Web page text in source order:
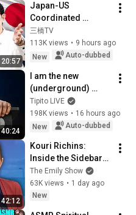
っこり笑い、六文字
だけ残して家を出た
――
20:57
Japan-US
Coordinated
Currency
Intervention
Executed! The
Defeat a Sovereign
Currenc...
三橋TV
113K views • 9 hours ago
New
Auto-dubbed
40:24
I am the new
(underground)
PRESIDENTIAL
SPOKESPERSON
Tipito LIVE
198K views • 16 hours ago
New
Auto-dubbed
42:12
Kouri Richins:
Inside the Sidebars
Explaining the
Defense's New Trial
Motion | Case Brief
The Emily Show
63K views • 1 day ago
New